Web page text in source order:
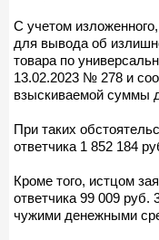
С учетом
для вывода об
товара по
13.02.2023 № 278 и
взыскиваемой суммы
При таких
ответчика 1 852 184
Кроме того, истцом
ответчика 99 009 руб.
чужими денежными